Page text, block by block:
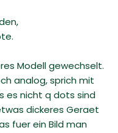
Modell gewechselt.
analog, sprich mit
es nicht q dots sind
dickeres Geraet
fuer ein Bild man